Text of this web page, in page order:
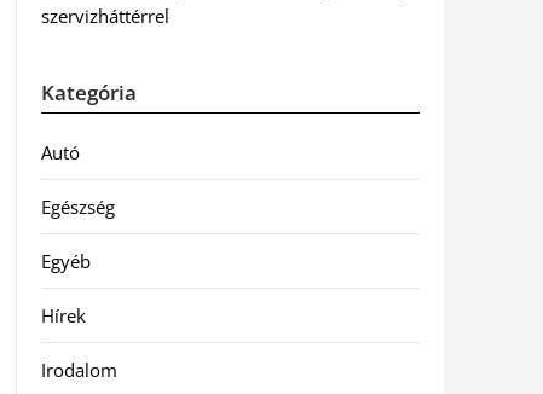
szervizháttérrel
Kategória
Autó
Egészség
Egyéb
Hírek
Irodalom